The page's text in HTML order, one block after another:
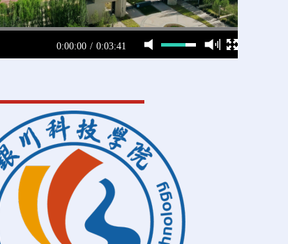
0:00:00 / 0:03:41